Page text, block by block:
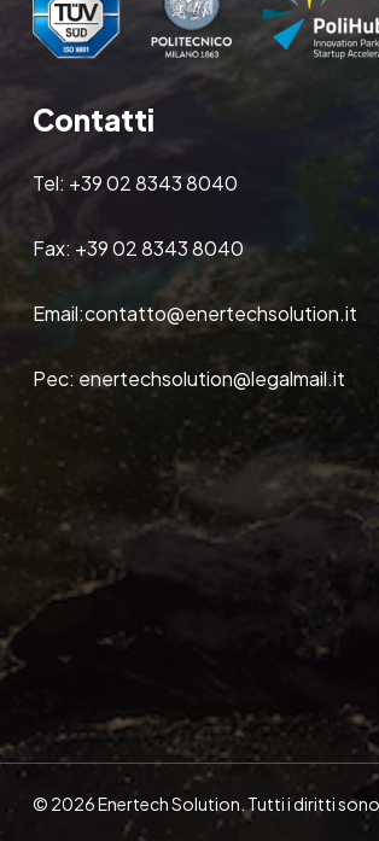
Contatti
Tel: +39 02 8343 8040
Fax: +39 02 8343 8040
Email:contatto@enertechsolution.it
Pec: enertechsolution@legalmail.it
© 2026 Enertech Solution. Tutti i diritti